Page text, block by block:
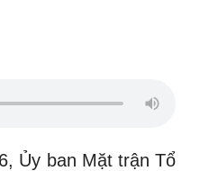
Ủy ban Mặt trận Tổ